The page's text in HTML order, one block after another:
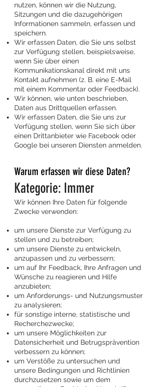
nutzen, können wir die Nutzung,
Sitzungen und die dazugehörigen
Informationen sammeln, erfassen und
speichern.
Wir erfassen Daten, die Sie uns selbst
zur Verfügung stellen, beispielsweise,
wenn Sie über einen
Kommunikationskanal direkt mit uns
Kontakt aufnehmen (z. B. eine E-Mail
mit einem Kommentar oder Feedback).
Wir können, wie unten beschrieben,
Daten aus Drittquellen erfassen.
Wir erfassen Daten, die Sie uns zur
Verfügung stellen, wenn Sie sich über
einen Drittanbieter wie Facebook oder
Google bei unseren Diensten anmelden.
Warum erfassen wir diese Daten?
Kategorie: Immer
Wir können Ihre Daten für folgende
Zwecke verwenden:
um unsere Dienste zur Verfügung zu
stellen und zu betreiben;
um unsere Dienste zu entwickeln,
anzupassen und zu verbessern;
um auf Ihr Feedback, Ihre Anfragen und
Wünsche zu reagieren und Hilfe
anzubieten;
um Anforderungs- und Nutzungsmuster
zu analysieren;
für sonstige interne, statistische und
Recherchezwecke;
um unsere Möglichkeiten zur
Datensicherheit und Betrugsprävention
verbessern zu können;
um Verstöße zu untersuchen und
unsere Bedingungen und Richtlinien
durchzusetzen sowie um dem